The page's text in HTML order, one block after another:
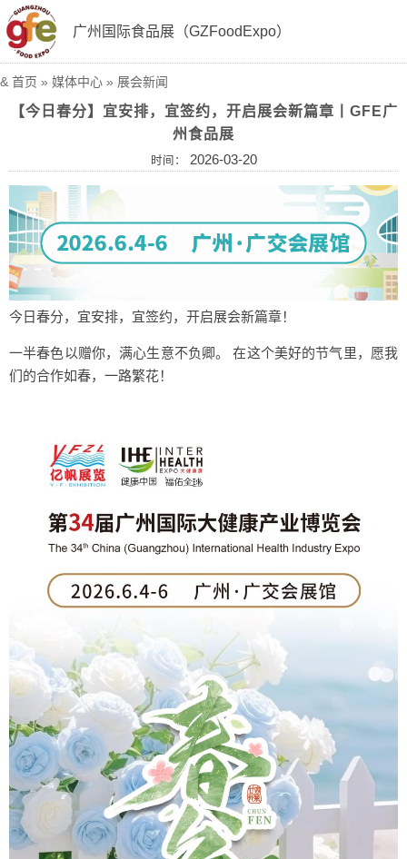
广州国际食品展（GZFoodExpo）
& 首页 » 媒体中心 » 展会新闻
【今日春分】宜安排，宜签约，开启展会新篇章丨GFE广
州食品展
时间： 2026-03-20
今日春分，宜安排，宜签约，开启展会新篇章！
一半春色以赠你，满心生意不负卿。 在这个美好的节气里，愿我
们的合作如春，一路繁花！